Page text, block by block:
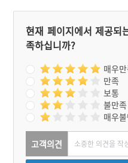
현재 페이지에서 제공되
족하십니까?
매우
만족
보통
불만족
매우
고객의견